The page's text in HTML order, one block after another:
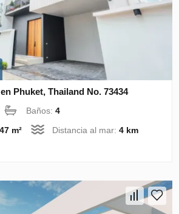
Phuket, Thailand No. 73434
Baños:4
m² Distancia al mar:4 km